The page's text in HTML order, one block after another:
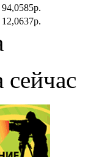
94,0585р.
12,0637р.
сейчас